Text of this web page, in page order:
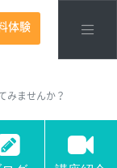
体験
みませんか？